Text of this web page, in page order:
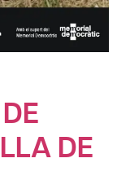
DE